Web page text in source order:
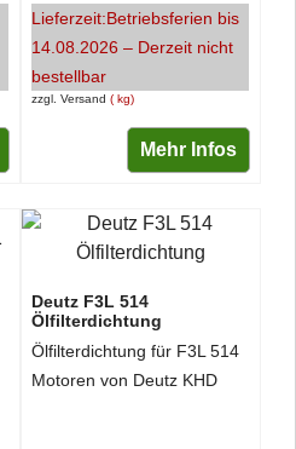
zzgl. Versand kg
Lieferzeit:Betriebsferien bis
14.08.2026 – Derzeit nicht
bestellbar
Mehr Infos
Deutz F3L 514
Ölfilterdichtung
Ölfilterdichtung für F3L 514
Motoren von Deutz KHD